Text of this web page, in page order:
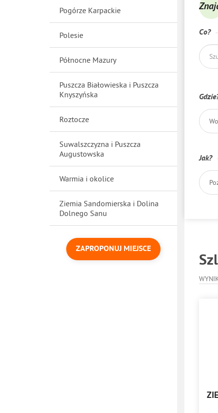
Pogórze Karpackie
Polesie
Północne Mazury
Puszcza Białowieska i Puszcza
Knyszyńska
Roztocze
Suwalszczyzna i Puszcza
Augustowska
Warmia i okolice
Ziemia Sandomierska i Dolina
Dolnego Sanu
ZAPROPONUJ MIEJSCE
Co?
Jak?